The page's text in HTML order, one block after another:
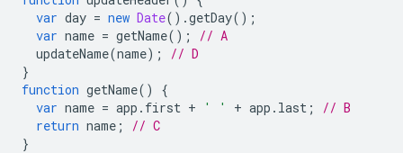
var day = new Date().getDay();
var name = getName();
// A
updateName(name);
// D
}
function getName()
{
var name = app . first + ' ' + app . last ;
// B
return name ;
// C
}